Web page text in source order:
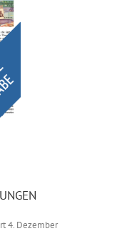
4. Dezember